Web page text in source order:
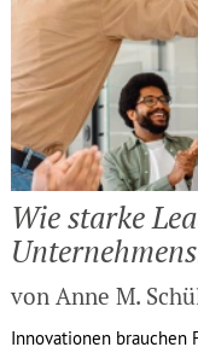
Wie starke
von Anne M.
Innovationen brauchen